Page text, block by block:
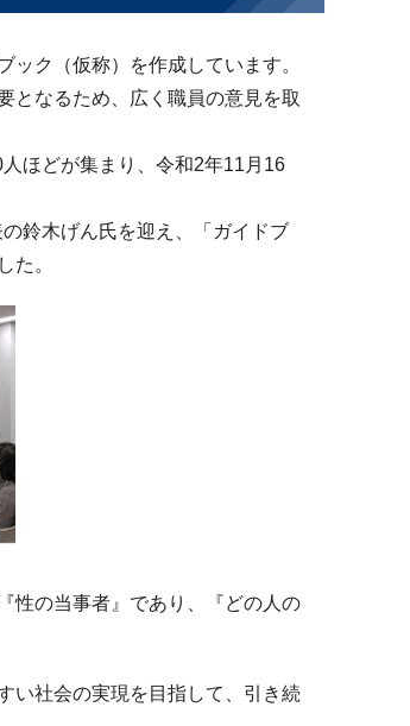
ク（仮称）を作成しています。
となるため、広く職員の意見を取
ほどが集まり、令和2年11月16
鈴木げん氏を迎え、「ガイドブ
た。
性の当事者』であり、『どの人の
い社会の実現を目指して、引き続